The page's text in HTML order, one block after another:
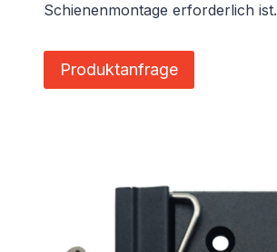
Schienenmontage erforderlich ist.
Produktanfrage